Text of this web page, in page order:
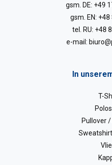
gsm. DE: +49
gsm. EN: +48
tel. RU: +48
e-mail:
In
T-
Pullover